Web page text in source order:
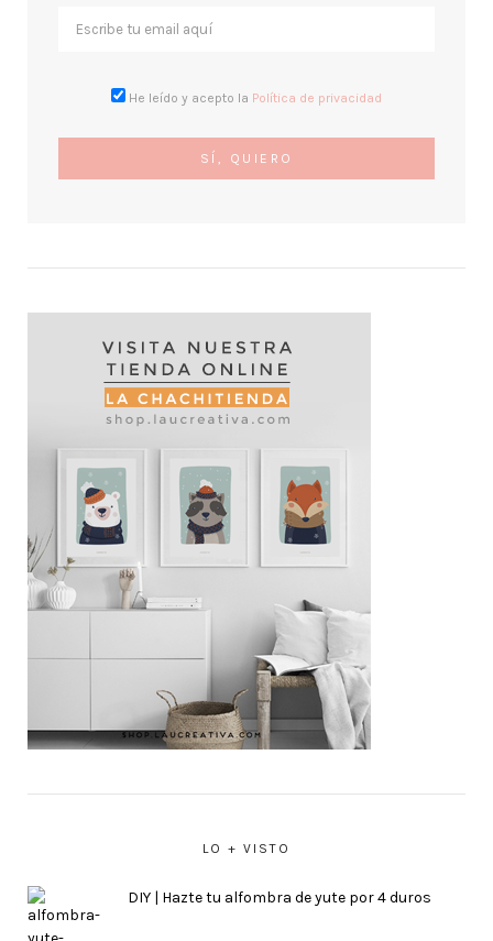
He leído y acepto la Política de privacidad
LO + VISTO
DIY | Hazte tu alfombra de yute por 4 duros